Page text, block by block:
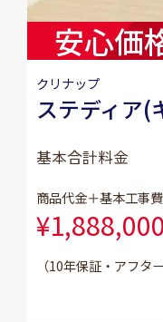
安心価
クリナップ
ステディア(
基本合計料金
商品代金＋基本工事費
¥1,888,000
（10年保証・アフタ